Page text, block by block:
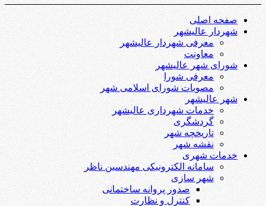
صفحه اصلی
شهردار عالیشهر
معرفی شهردار عالیشهر
معاونت
شورای شهر عالیشهر
معرفی شورا
مصوبات شورای اسلامی شهر
شهر عالیشهر
خدمات شهرداری عالیشهر
گردشگری
تاریخچه شهر
نقشه شهر
خدمات شهری
سامانه الکترونیکی مهندسین ناظر
شهر سازی
صدور پروانه ساختمانی
کنترل و نظارت